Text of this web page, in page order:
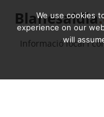
Blanesaldia
Informació local i
We use cookies
experience on our
will